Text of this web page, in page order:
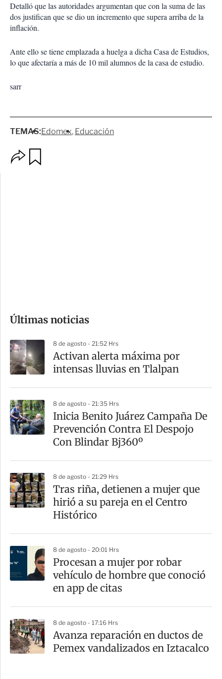
Detalló que las autoridades argumentan que con la suma de las
dos justifican que se dio un incremento que supera arriba de la
inflación.
Ante ello se tiene emplazada a huelga a dicha Casa de Estudios,
lo que afectaría a más de 10 mil alumnos de la casa de estudio.
sarr
TEMAS:Edomex Educación
m
a
r
t
r
Últimas noticias
8 de agosto - 21:52 Hrs
Activan alerta máxima por
intensas lluvias en Tlalpan
8 de agosto - 21:35 Hrs
Inicia Benito Juárez Campaña De
Prevención Contra El Despojo
Con Blindar Bj360º
8 de agosto - 21:29 Hrs
Tras riña, detienen a mujer que
hirió a su pareja en el Centro
Histórico
8 de agosto - 20:01 Hrs
Procesan a mujer por robar
vehículo de hombre que conoció
en app de citas
8 de agosto - 17:16 Hrs
Avanza reparación en ductos de
Pemex vandalizados en Iztacalco